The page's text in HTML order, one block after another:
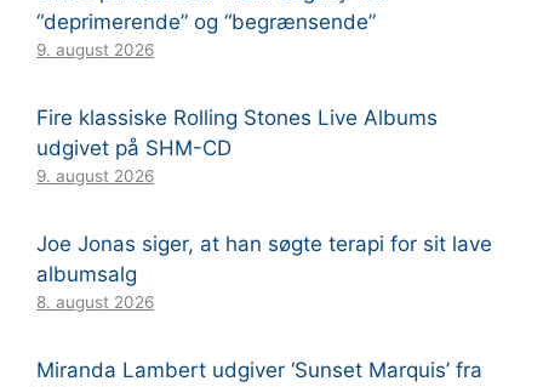
“deprimerende” og “begrænsende”
9. august 2026
Fire klassiske Rolling Stones Live Albums
udgivet på SHM-CD
9. august 2026
Joe Jonas siger, at han søgte terapi for sit lave
albumsalg
8. august 2026
Miranda Lambert udgiver ‘Sunset Marquis’ fra